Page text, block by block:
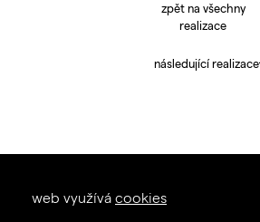
zpět na všechny
realizace
následující realizace
web využívá cookies